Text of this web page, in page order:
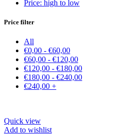
Price: high to low
Price filter
All
€0,00 - €60,00
€60,00 - €120,00
€120,00 - €180,00
€180,00 - €240,00
€240,00 +
Quick view
Add to wishlist